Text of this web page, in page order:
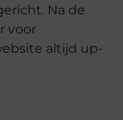
Na de
voor
altijd up-